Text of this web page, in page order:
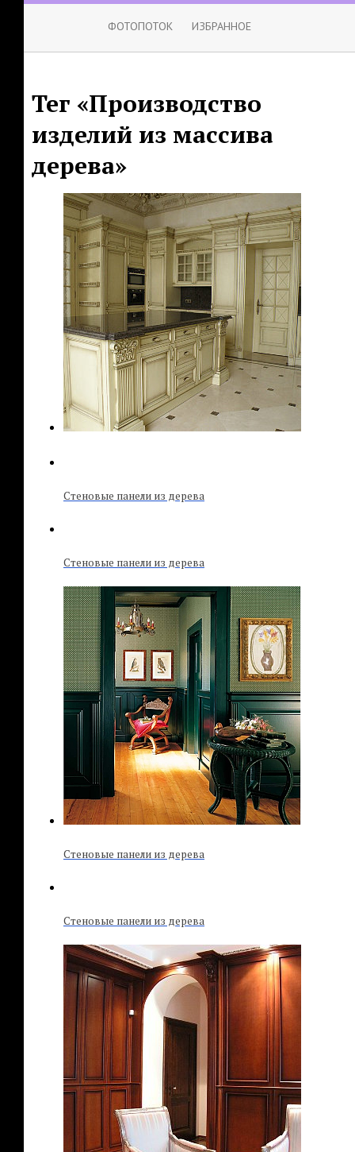
ФОТОПОТОК ИЗБРАННОЕ
Тег «Производство
изделий из массива
дерева»
Стеновые панели из дерева
Стеновые панели из дерева
Стеновые панели из дерева
Стеновые панели из дерева